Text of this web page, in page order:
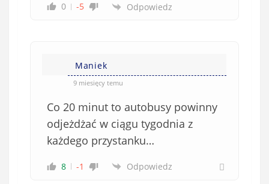
0 -5 Odpowiedz
Maniek
9 miesięcy temu
Co 20 minut to autobusy powinny
odjeżdżać w ciągu tygodnia z
każdego przystanku…
8 -1 Odpowiedz